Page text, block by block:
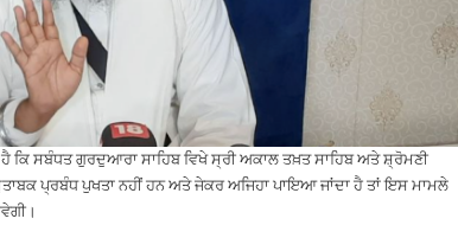
ਹੈ ਕਿ ਸਬੰਧਤ ਗੁਰਦੁਆਰਾ ਸਾਹਿਬ ਵਿਖੇ ਸ੍ਰੀ ਅਕਾਲ ਤਖ਼ਤ ਸਾਹਿਬ ਅਤੇ ਸ਼੍ਰੋਮਣੀ
ਪ੍ਰਬੰਧ ਪੁਖਤਾ ਨਹੀਂ ਹਨ ਅਤੇ ਜੇਕਰ ਅਜਿਹਾ ਪਾਇਆ ਜਾਂਦਾ ਹੈ ਤਾਂ ਇਸ ਮਾਮਲੇ